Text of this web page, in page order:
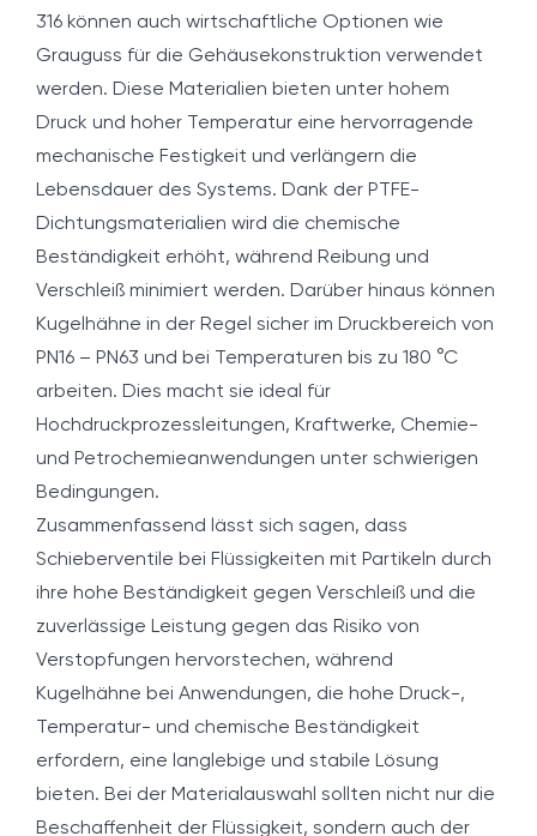
316 können auch wirtschaftliche Optionen wie
Grauguss für die Gehäusekonstruktion verwendet
werden. Diese Materialien bieten unter hohem
Druck und hoher Temperatur eine hervorragende
mechanische Festigkeit und verlängern die
Lebensdauer des Systems. Dank der PTFE-
Dichtungsmaterialien wird die chemische
Beständigkeit erhöht, während Reibung und
Verschleiß minimiert werden. Darüber hinaus können
Kugelhähne in der Regel sicher im Druckbereich von
PN16 – PN63 und bei Temperaturen bis zu 180 °C
arbeiten. Dies macht sie ideal für
Hochdruckprozessleitungen, Kraftwerke, Chemie-
und Petrochemieanwendungen unter schwierigen
Bedingungen.
Zusammenfassend lässt sich sagen, dass
Schieberventile bei Flüssigkeiten mit Partikeln durch
ihre hohe Beständigkeit gegen Verschleiß und die
zuverlässige Leistung gegen das Risiko von
Verstopfungen hervorstechen, während
Kugelhähne bei Anwendungen, die hohe Druck-,
Temperatur- und chemische Beständigkeit
erfordern, eine langlebige und stabile Lösung
bieten. Bei der Materialauswahl sollten nicht nur die
Beschaffenheit der Flüssigkeit, sondern auch der